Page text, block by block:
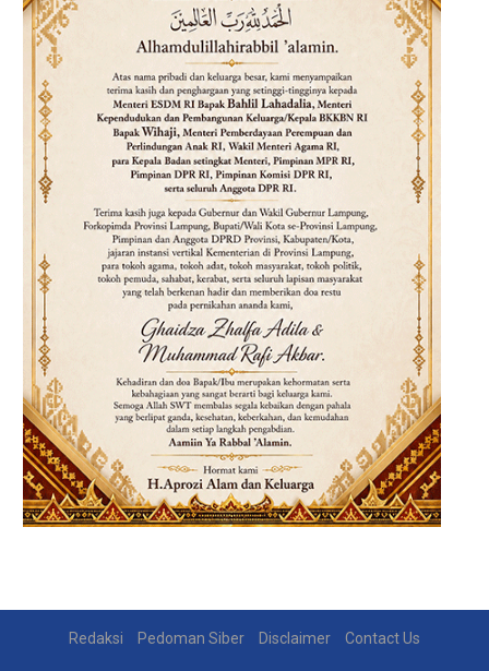
Redaksi Pedoman Siber Disclaimer Contact Us